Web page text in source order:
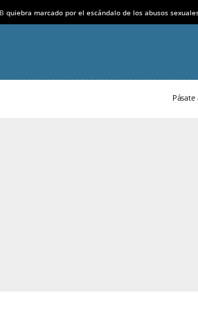
quiebra marcado por el escándalo de los abusos
Pásate